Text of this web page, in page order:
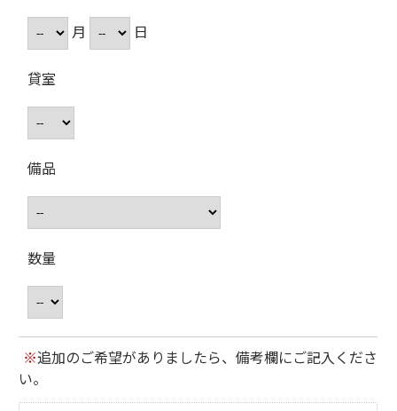
月
日
貸室
備品
数量
※追加のご希望がありましたら、備考欄にご記入くださ
い。